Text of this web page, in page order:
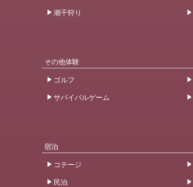
潮干狩り
その他体験
ゴルフ
サバイバルゲーム
宿泊
コテージ
民泊